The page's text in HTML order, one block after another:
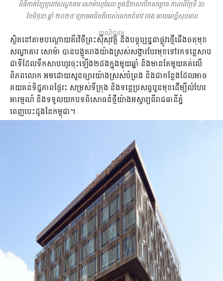
ពិធីកាត់ខ្សែបូនៅសណ្ឋាគារ សោម៉ាហូធែល ក្នុងឱកាសបើកសម្ពោធ កាលពីថ្ងៃទី 30
ខែមិថុនា ឆ្នាំ ២០២៥ ក្រោមអធិបតីរបស់លោកជំទាវ ថេង អាយអាន្នីសុខអាន
ពាណិជ្ជកម្ម
ស្ថិតនៅតាមបណ្ដោយតីរវិថីព្រះស៊ីសុវត្តិ និងបច្ចុប្បន្នជាផ្លូវថ្មើជើងចតុមុខ
សណ្ឋាគារ សោម៉ា បានបង្អួតរាងយ៉ាងស្រស់សង្ហារបែរមុខទៅរកទន្លេសាប
ជាទីដែលទឹកសាបហូរចុះឡើង២ដងក្នុងមួយឆ្នាំ និងមានតែមួយគត់លើ
ពិភពលោក អមដោយសួនច្បារយ៉ាងស្រស់បំព្រង និងជាកន្លែងដែលអាច
គយគន់ទិដ្ឋភាពថ្ងៃរះ សម្រស់ទីក្រុង និងទន្លេប្រសព្វបួនមុខដើម្បីលំហែរ
អារម្មណ៍ និងទទួលយកបទពិសោធន៍ថ្មីយ៉ាងអស្ចារ្យពីរាជធានីភ្នំ
ពេញបេះដូងនៃកម្ពុជា។